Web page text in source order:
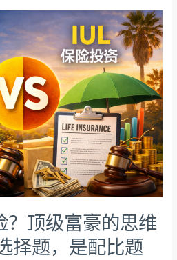
？顶级富豪的思维
择题，是配比题